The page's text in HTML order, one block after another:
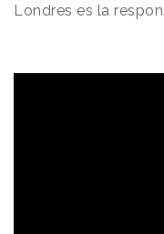
Londres es la